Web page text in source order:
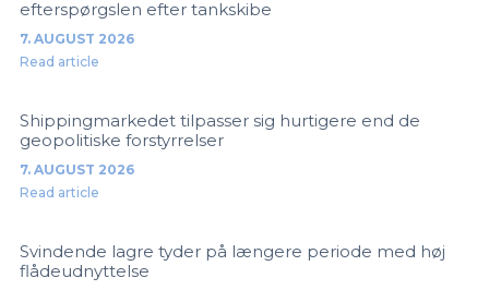
efterspørgslen efter tankskibe
7. AUGUST 2026
Read article
Shippingmarkedet tilpasser sig hurtigere end de
geopolitiske forstyrrelser
7. AUGUST 2026
Read article
Svindende lagre tyder på længere periode med høj
flådeudnyttelse